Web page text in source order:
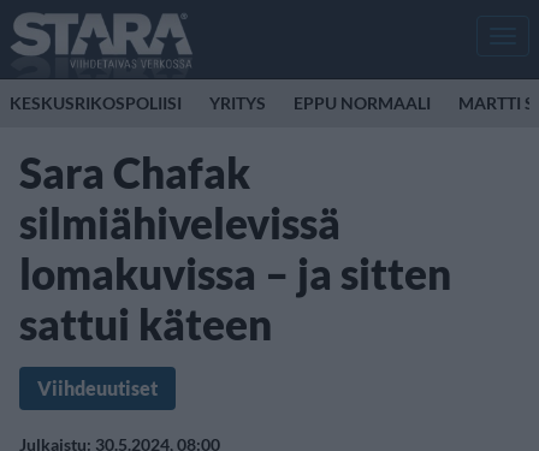
KESKUSRIKOSPOLIISI YRITYS EPPU NORMAALI MARTTI
Sara Chafak
silmiähivelevissä
lomakuvissa – ja sitten
sattui käteen
Viihdeuutiset
Julkaistu: 30.5.2024, 08:00